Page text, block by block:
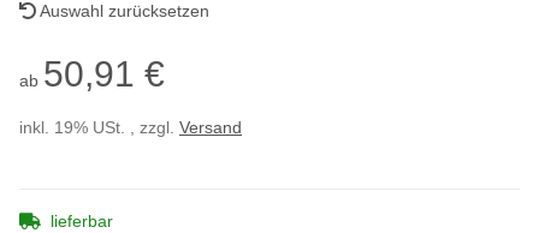
Auswahl zurücksetzen
ab 50,91 €
inkl. 19% USt. , zzgl. Versand
lieferbar